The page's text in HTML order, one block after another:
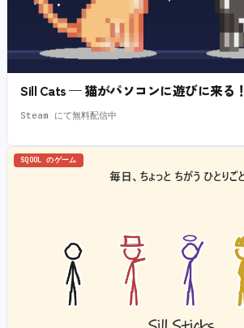
Sill Cats — 猫がパソコンに遊びに来る！
Steam にて無料配信中
SQOOL のゲーム